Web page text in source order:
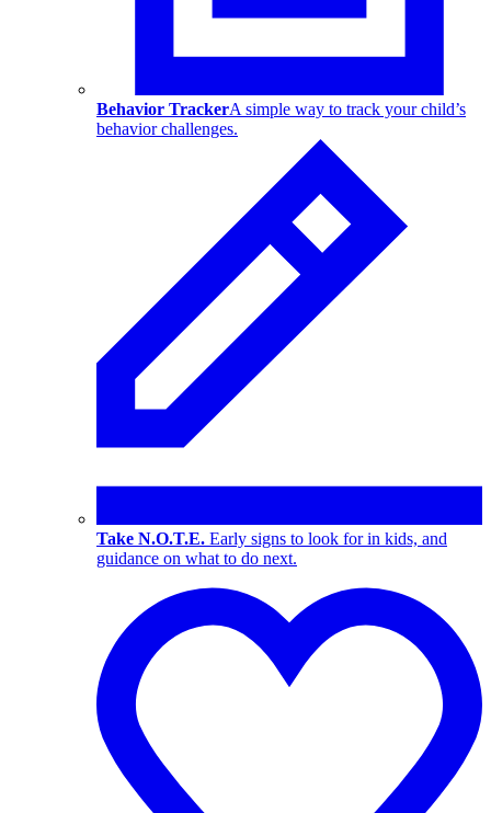
Behavior TrackerA simple way to track your child’s
behavior challenges.
Take N.O.T.E. Early signs to look for in kids, and
guidance on what to do next.